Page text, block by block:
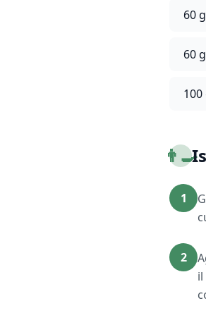
60 g
60 g
100
👨‍🍳
1
2